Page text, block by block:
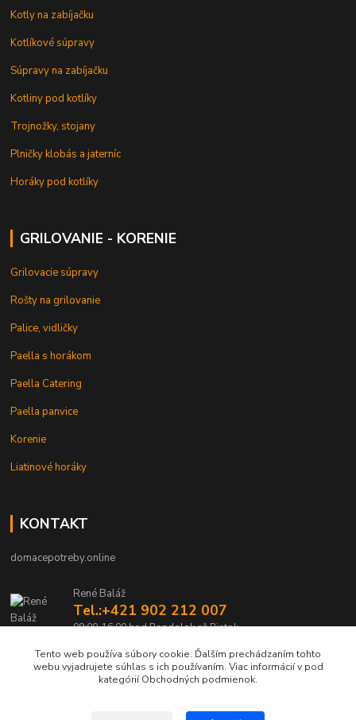
Kotly na zabíjačku
Kotlíkové súpravy
Súpravy na zabíjačku
Kotliny pod kotlíky
Trojnožky, stojany
Plničky klobás a jaterníc
Horáky pod kotlíky
GRILOVANIE - KORENIE
Grilovacie súpravy
Rošty na grilovanie
Palice, vidličky
Paella s horákom
Paella Catering
Paella panvice
Korenie
Liatinové horáky
KONTAKT
domacepotreby.online
René Baláž
Tel.:+421 902 212 007
09:00-16:00 hod Pondelok až Piatok
info@domacepotreby.online
Tento web používa súbory cookie. Ďalším prechádzaním tohto
webu vyjadrujete súhlas s ich používaním. Viac informácií v pod
kategórií Obchodných podmienok.